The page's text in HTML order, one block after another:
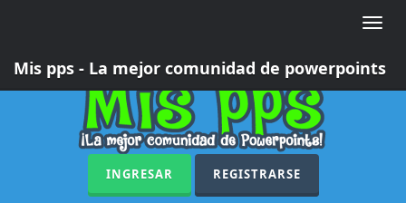
Toggle
Mis pps - La mejor comunidad de powerpoints
INGRESAR REGISTRARSE